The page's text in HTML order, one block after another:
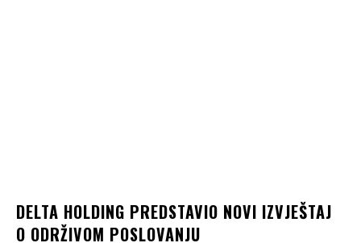
DELTA HOLDING PREDSTAVIO NOVI IZVJEŠTAJ
O ODRŽIVOM POSLOVANJU